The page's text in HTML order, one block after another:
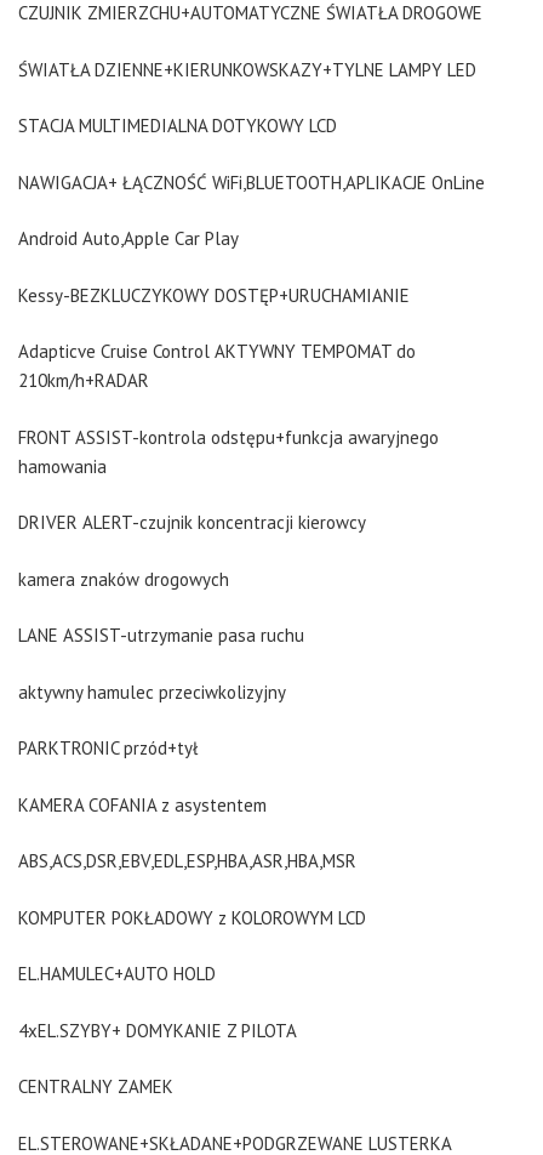
CZUJNIK ZMIERZCHU+AUTOMATYCZNE ŚWIATŁA DROGOWE
ŚWIATŁA DZIENNE+KIERUNKOWSKAZY+TYLNE LAMPY LED
STACJA MULTIMEDIALNA DOTYKOWY LCD
NAWIGACJA+ ŁĄCZNOŚĆ WiFi,BLUETOOTH,APLIKACJE OnLine
Android Auto,Apple Car Play
Kessy-BEZKLUCZYKOWY DOSTĘP+URUCHAMIANIE
Adapticve Cruise Control AKTYWNY TEMPOMAT do
210km/h+RADAR
FRONT ASSIST-kontrola odstępu+funkcja awaryjnego
hamowania
DRIVER ALERT-czujnik koncentracji kierowcy
kamera znaków drogowych
LANE ASSIST-utrzymanie pasa ruchu
aktywny hamulec przeciwkolizyjny
PARKTRONIC przód+tył
KAMERA COFANIA z asystentem
ABS,ACS,DSR,EBV,EDL,ESP,HBA,ASR,HBA,MSR
KOMPUTER POKŁADOWY z KOLOROWYM LCD
EL.HAMULEC+AUTO HOLD
4xEL.SZYBY+ DOMYKANIE Z PILOTA
CENTRALNY ZAMEK
EL.STEROWANE+SKŁADANE+PODGRZEWANE LUSTERKA